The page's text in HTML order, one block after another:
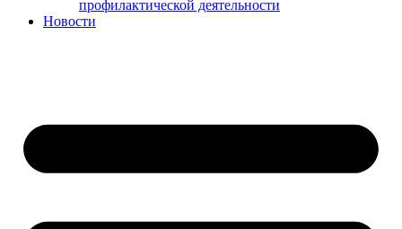
профилактической деятельности
Новости